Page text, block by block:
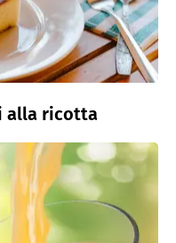
alla ricotta